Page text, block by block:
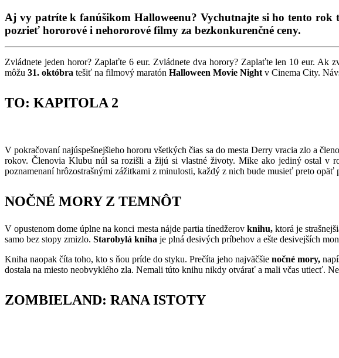
Aj vy patríte k fanúšikom Halloweenu? Vychutnajte si ho tento
pozrieť hororové i nehororové filmy za bezkonkurenčné ceny.
Zvládnete jeden horor? Zaplaťte 6 eur. Zvládnete dva horory? Zaplaťte len 10 eur. Ak
môžu 31. októbra tešiť na filmový maratón Halloween Movie Night v Cinema City.
TO: KAPITOLA 2
V pokračovaní najúspešnejšieho hororu všetkých čias sa do mesta Derry vracia zlo a
rokov. Členovia Klubu núl sa rozišli a žijú si vlastné životy. Mike ako jediný ostal v
poznamenaní hrôzostrašnými zážitkami z minulosti, každý z nich bude musieť preto opäť
NOČNÉ MORY Z TEMNÔT
V opustenom dome úplne na konci mesta nájde partia tínedžerov knihu,ktorá je
samo bez stopy zmizlo. Starobylá kniha je plná desivých príbehov a ešte desivejších
Kniha naopak číta toho, kto s ňou príde do styku. Prečíta jeho najväčšie nočné mory,
dostala na miesto neobvyklého zla. Nemali túto knihu nikdy otvárať a mali včas utiecť.
ZOMBIELAND: RANA ISTOTY